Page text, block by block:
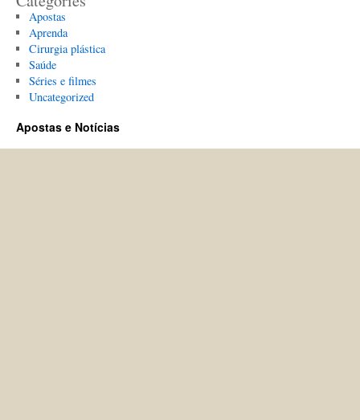
Apostas
Aprenda
Cirurgia plástica
Saúde
Séries e filmes
Uncategorized
Apostas e Notícias